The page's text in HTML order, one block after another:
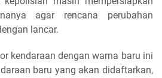
agar rencana perubahan
lancar.
kendaraan dengan warna baru ini
baru yang akan didaftarkan,